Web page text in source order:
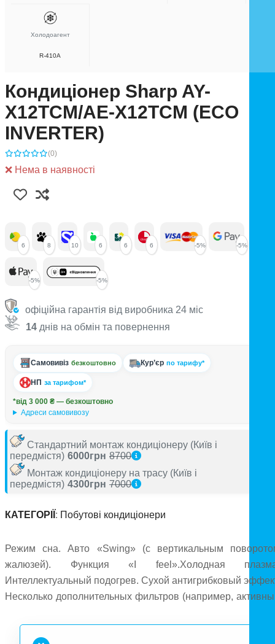
Холодоагент
R-410A
Кондиціонер Sharp AY-
X12TCM/AE-X12TCM (ECO
INVERTER)
(0)
❌ Нема в наявності
6 8 10 6 6 6 -5% -5%
-5% -5%
офіційна гарантія від виробника 24 міс
14 днів на обмін та повернення
Самовивіз безкоштовно Кур’єр по тарифу*
НП за тарифом*
*від 3 000 ₴ — безкоштовно
Адреси самовивозу
Стандартний монтаж кондиціонеру (Київ і
передмістя) 6000грн 8700
Монтаж кондиціонеру на трасу (Київ і
передмістя) 4300грн 7000
КАТЕГОРІЇ : Побутові кондиціонери
Режим сна. Авто «Swing» (с вертикальным
жалюзей). Функция «I feel».Холодная
Интеллектуальный подогрев. Сухой антигрибковый
Несколько дополнительных фильтров (например,
Функция Турбо охлаждение. Функция мягкий старт.